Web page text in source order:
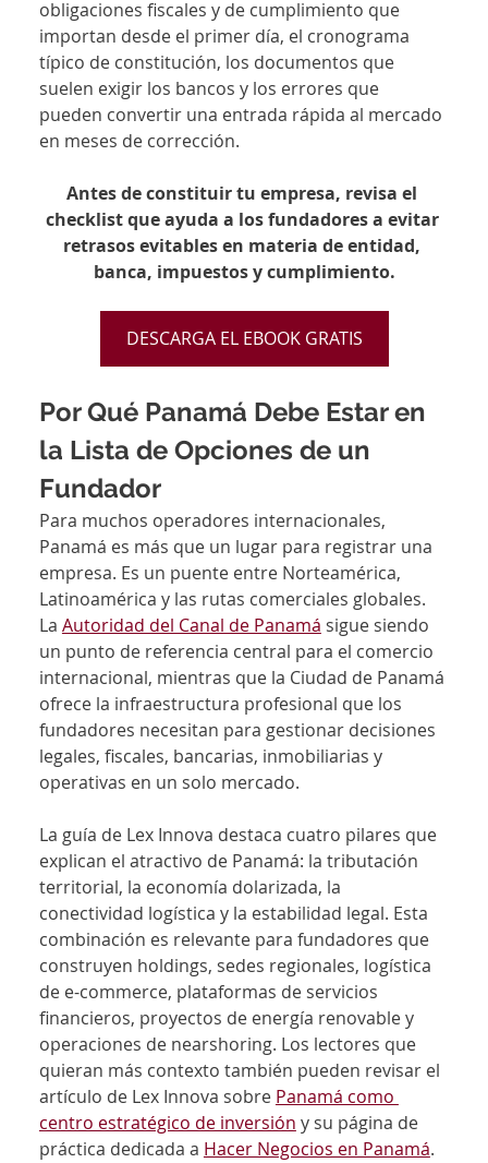
obligaciones fiscales y de cumplimiento que
importan desde el primer día, el cronograma
típico de constitución, los documentos que
suelen exigir los bancos y los errores que
pueden convertir una entrada rápida al mercado
en meses de corrección.
Antes de constituir tu empresa, revisa el
checklist que ayuda a los fundadores a evitar
retrasos evitables en materia de entidad,
banca, impuestos y cumplimiento.
DESCARGA EL EBOOK GRATIS
Por Qué Panamá Debe Estar en
la Lista de Opciones de un
Fundador
Para muchos operadores internacionales,
Panamá es más que un lugar para registrar una
empresa. Es un puente entre Norteamérica,
Latinoamérica y las rutas comerciales globales.
La Autoridad del Canal de Panamá sigue siendo
un punto de referencia central para el comercio
internacional, mientras que la Ciudad de Panamá
ofrece la infraestructura profesional que los
fundadores necesitan para gestionar decisiones
legales, fiscales, bancarias, inmobiliarias y
operativas en un solo mercado.
La guía de Lex Innova destaca cuatro pilares que
explican el atractivo de Panamá: la tributación
territorial, la economía dolarizada, la
conectividad logística y la estabilidad legal. Esta
combinación es relevante para fundadores que
construyen holdings, sedes regionales, logística
de e-commerce, plataformas de servicios
financieros, proyectos de energía renovable y
operaciones de nearshoring. Los lectores que
quieran más contexto también pueden revisar el
artículo de Lex Innova sobre Panamá como
centro estratégico de inversión y su página de
práctica dedicada a Hacer Negocios en Panamá.